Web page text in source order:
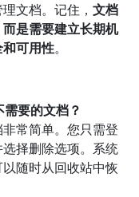
文档。记住，文档
是需要建立长期机
可用性。
要的文档？
常简单。您只需登
择删除选项。系统
随时从回收站中恢